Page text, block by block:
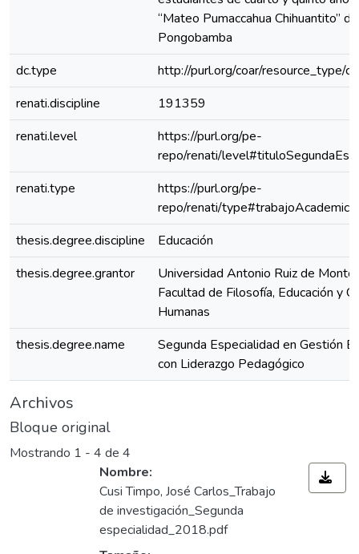
“Mateo Pumaccahua Chihuantito” de
Pongobamba
dc.type
http://purl.org/coar/resource_type/
renati.discipline
191359
renati.level
https://purl.org/pe-
repo/renati/
renati.type
https://purl.org/pe-
repo/renati/type#trabajoAcademico
thesis.degree.discipline
Educación
thesis.degree.grantor
Universidad Antonio Ruiz de
Facultad de Filosofía, Educación y
Humanas
thesis.degree.name
Segunda Especialidad en Gestión
con Liderazgo Pedagógico
Archivos
Bloque original
Mostrando 1 - 4 de 4
Nombre:
Cusi Timpo, José Carlos_Trabajo
de investigación_Segunda
especialidad_2018.pdf